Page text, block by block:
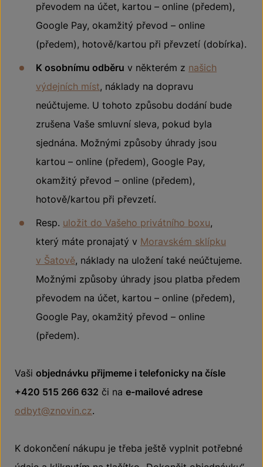
převodem na účet, kartou – online (předem),
Google Pay, okamžitý převod – online
(předem), hotově/kartou při převzetí (dobírka).
K osobnímu odběru v některém z našich
výdejních míst, náklady na dopravu
neúčtujeme. U tohoto způsobu dodání bude
zrušena Vaše smluvní sleva, pokud byla
sjednána. Možnými způsoby úhrady jsou
kartou – online (předem), Google Pay,
okamžitý převod – online (předem),
hotově/kartou při převzetí.
Resp. uložit do Vašeho privátního boxu,
který máte pronajatý v Moravském sklípku
v Šatově, náklady na uložení také neúčtujeme.
Možnými způsoby úhrady jsou platba předem
převodem na účet, kartou – online (předem),
Google Pay, okamžitý převod – online
(předem).
Vaši objednávku přijmeme i telefonicky na čísle
+420 515 266 632 či na e-mailové adrese
odbyt@znovin.cz.
K dokončení nákupu je třeba ještě vyplnit potřebné